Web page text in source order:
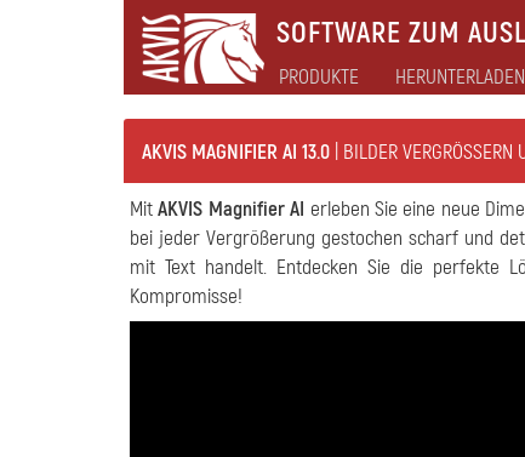
SOFTWARE ZUM
PRODUKTE HERUNTERLADEN
AKVIS MAGNIFIER AI 13.0 | BILDER
MitAKVIS Magnifier AI erleben Sie eine neue
bei jeder Vergrößerung gestochen scharf und
mit Text handelt. Entdecken Sie die perfekte
Kompromisse!